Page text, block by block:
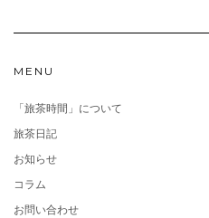
MENU
「旅茶時間」について
旅茶日記
お知らせ
コラム
お問い合わせ